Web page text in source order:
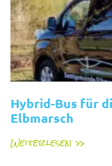
Hybrid-Bus für
Elbmarsch
Weiterlesen »